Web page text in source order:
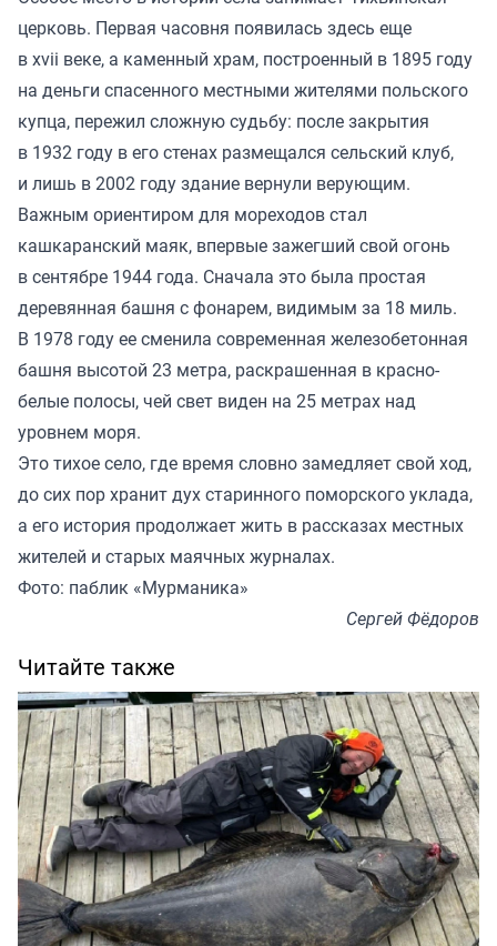
церковь. Первая часовня появилась здесь еще
в xvii веке, а каменный храм, построенный в 1895 году
на деньги спасенного местными жителями польского
купца, пережил сложную судьбу: после закрытия
в 1932 году в его стенах размещался сельский клуб,
и лишь в 2002 году здание вернули верующим.
Важным ориентиром для мореходов стал
кашкаранский маяк, впервые зажегший свой огонь
в сентябре 1944 года. Сначала это была простая
деревянная башня с фонарем, видимым за 18 миль.
В 1978 году ее сменила современная железобетонная
башня высотой 23 метра, раскрашенная в красно-
белые полосы, чей свет виден на 25 метрах над
уровнем моря.
Это тихое село, где время словно замедляет свой ход,
до сих пор хранит дух старинного поморского уклада,
а его история продолжает жить в рассказах местных
жителей и старых маячных журналах.
Фото: паблик «Мурманика»
Сергей Фёдоров
Читайте также